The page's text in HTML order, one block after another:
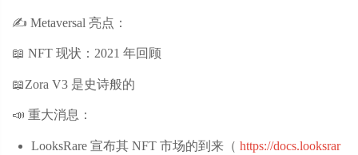
✍️ Metaversal 亮点：
📖 NFT 现状：2021 年回顾
📖Zora V3 是史诗般的
📣 重大消息：
LooksRare 宣布其 NFT 市场的到来（ https://docs.looksrar